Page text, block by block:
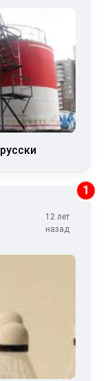
1
12 лет
назад